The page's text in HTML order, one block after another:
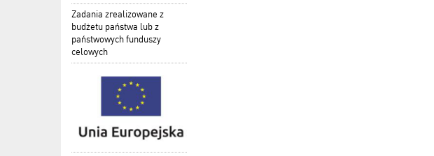
Zadania zrealizowane z
budżetu państwa lub z
państwowych funduszy
celowych